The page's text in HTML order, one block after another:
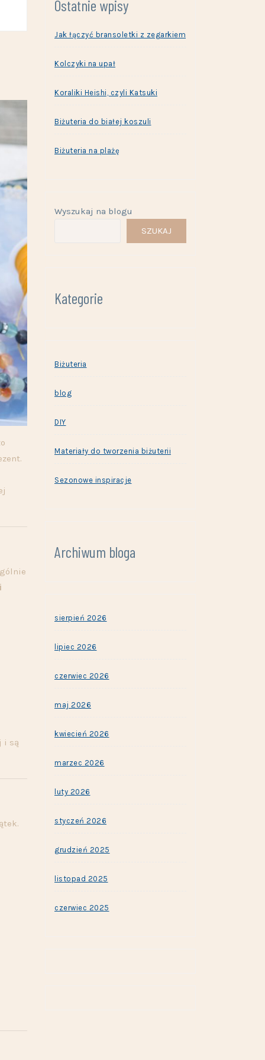
i są
Ostatnie wpisy
Jak łączyć bransoletki z zegarkiem
Kolczyki na upał
Koraliki Heishi, czyli Katsuki
Biżuteria do białej koszuli
Biżuteria na plażę
Wyszukaj na blogu
SZUKAJ
Kategorie
Biżuteria
blog
DIY
Materiały do tworzenia biżuterii
Sezonowe inspiracje
Archiwum bloga
sierpień 2026
lipiec 2026
czerwiec 2026
maj 2026
kwiecień 2026
marzec 2026
luty 2026
styczeń 2026
grudzień 2025
listopad 2025
czerwiec 2025